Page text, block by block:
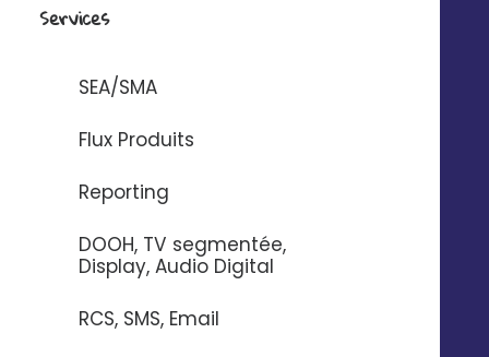
Services
SEA/SMA
Flux Produits
Reporting
DOOH, TV segmentée,
Display, Audio Digital
RCS, SMS, Email